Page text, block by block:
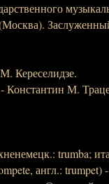
Кереселидзе.
Константин М.
trumba;
англ.: